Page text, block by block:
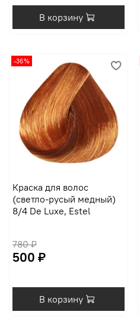
В корзину
-36%
Краска для волос
(светло-русый медный)
8/4 De Luxe, Estel
780 ₽
500 ₽
В корзину